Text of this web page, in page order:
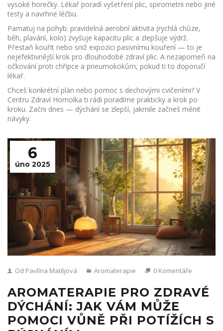
vysoké horečky. Lékař poradí vyšetření plic, spirometrii nebo jiné
testy a navrhne léčbu.
Pamatuj na pohyb: pravidelná aerobní aktivita (rychlá chůze,
běh, plavání, kolo) zvyšuje kapacitu plic a zlepšuje výdrž.
Přestaň kouřit nebo sniž expozici pasivnímu kouření — to je
nejefektivnější krok pro dlouhodobé zdraví plic. A nezapomeň na
očkování proti chřipce a pneumokokům, pokud ti to doporučí
lékař.
Chceš konkrétní plán nebo pomoc s dechovými cvičeními? V
Centru Zdraví Homolka ti rádi poradíme prakticky a krok po
kroku. Začni dnes — dýchání se zlepší, jakmile začneš měnit
návyky.
6
úno 2025
Od Pavlína Matějová Aromaterapie 0 Komentáře
AROMATERAPIE PRO ZDRAVÉ
DÝCHÁNÍ: JAK VÁM MŮŽE
POMOCI VŮNĚ PŘI POTÍŽÍCH S